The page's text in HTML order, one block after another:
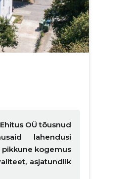
OÜ tõusnud
lahendusi
pikkune kogemus
asjatundlik